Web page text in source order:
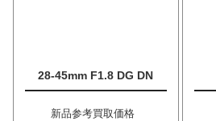
28-45mm F1.8 DG DN
新品参考買取価格